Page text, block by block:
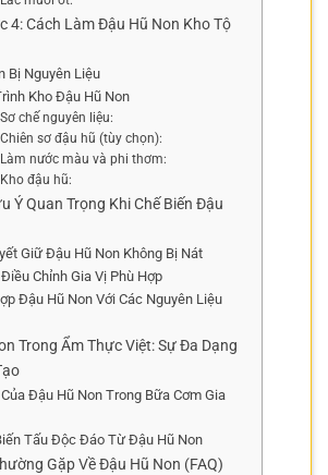
4: Cách Làm Đậu Hũ Non Kho Tộ
Bị Nguyên Liệu
Kho Đậu Hũ Non
Sơ chế nguyên liệu:
Chiên sơ đậu hũ (tùy chọn):
Làm nước màu và phi thơm:
Kho đậu hũ:
Ý Quan Trọng Khi Chế Biến Đậu
Giữ Đậu Hũ Non Không Bị Nát
Chỉnh Gia Vị Phù Hợp
Đậu Hũ Non Với Các Nguyên Liệu
Trong Ẩm Thực Việt: Sự Đa Dạng
Đậu Hũ Non Trong Bữa Cơm Gia
Tấu Độc Đáo Từ Đậu Hũ Non
Gặp Về Đậu Hũ Non (FAQ)